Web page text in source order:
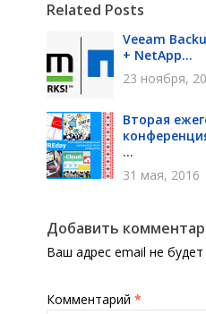
Related Posts
Veeam
+ NetApp...
23 ноября,
Вторая
...
31 мая, 2016
Добавить
Ваш адрес email не
Комментарий *